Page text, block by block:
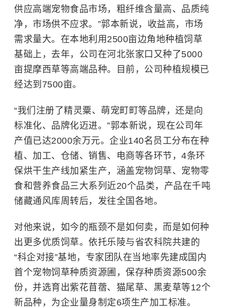
供应高端宠物食品市场，粗纤维含量高、品质纯
净，市场供不应求。”郭本新说，收益高，市场
需求量大。在本地利用2500亩边角地种植饲草
基础上，去年，公司在河北张家口又种了5000
亩提摩西草等高端品种。目前，公司种植规模已
经达到7500亩。
“我们注册了精灵粟、萌宠町町等品牌，还是向
标准化、品牌化迈进。”郭本新说，现在公司年
产值已达2000余万元。企业140名员工分布在种
植、加工、仓储、销售、电商等各环节，4条环
保烘干生产线加紧生产，涵盖宠物饲草、宠物零
食和营养食品三大系列近20个品类，产品在千吨
储藏通风库周转后，发往全国各地。
对他来说，如今的瓶颈不是如何卖，而是如何种
出更多优质饲草。依托乐陵与省农科院共建的
“科企对接”基地，专家团队在当地率先建成国内
首个宠物饲草种质资源圃，保存种质资源500余
份，并选育出紫花苜蓿、 猫尾草、 黑麦草等12个
新品种，为企业量身制定6项生产加工标准。